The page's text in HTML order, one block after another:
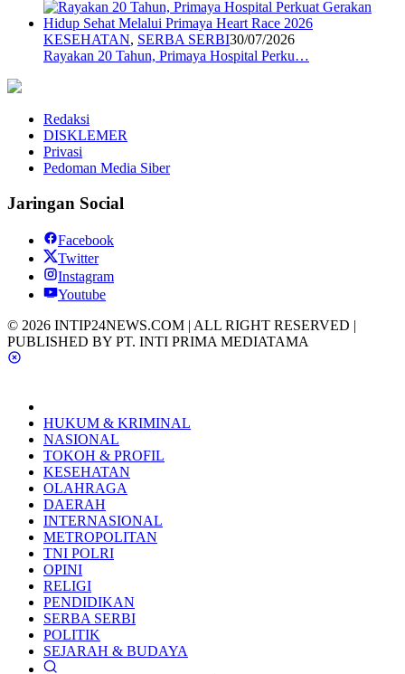
KESEHATAN, SERBA SERBI30/07/2026
Rayakan 20 Tahun, Primaya Hospital Perku…
Redaksi
DISKLEMER
Privasi
Pedoman Media Siber
Jaringan Social
Facebook
Twitter
Instagram
Youtube
© 2026 INTIP24NEWS.COM | ALL RIGHT RESERVED |
PUBLISHED BY PT. INTI PRIMA MEDIATAMA
HUKUM & KRIMINAL
NASIONAL
TOKOH & PROFIL
KESEHATAN
OLAHRAGA
DAERAH
INTERNASIONAL
METROPOLITAN
TNI POLRI
OPINI
RELIGI
PENDIDIKAN
SERBA SERBI
POLITIK
SEJARAH & BUDAYA